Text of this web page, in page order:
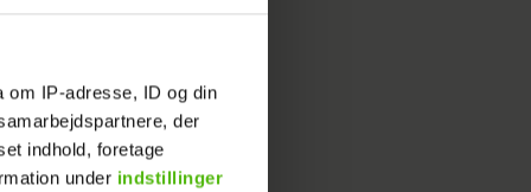
om IP-adresse, ID og din
der
indhold, foretage
under indstillinger
at
et